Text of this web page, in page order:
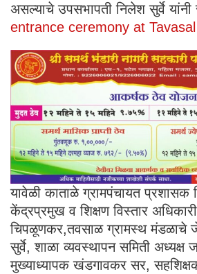
असल्याचे उपसभापती निलेश सुर्वे यांनी
entrance ceremony at Tavasal
यावेळी काताळे ग्रामपंचायत प्रशासक
केंद्रप्रमुख व शिक्षण विस्तार
चिपळूणकर,तवसाळ ग्रामस्थ मंडळाचे
सुर्वे, शाळा व्यवस्थापन समिती अध्यक्ष
मुख्याध्यापक खंडगावकर सर,